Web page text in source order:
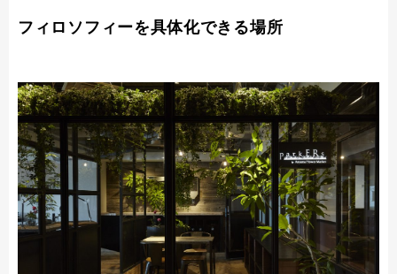
フィロソフィーを具体化できる場所